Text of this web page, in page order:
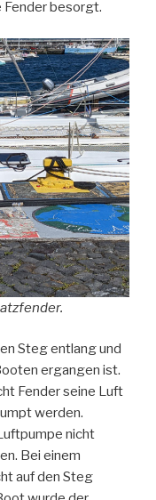
Fender besorgt.
Steg entlang und
ergangen ist.
Fender seine Luft
werden.
nicht
Bei einem
auf den Steg